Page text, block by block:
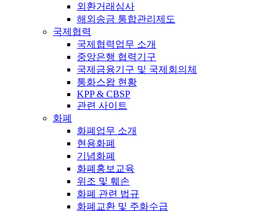
외환거래심사
해외송금 통합관리제도
국제협력
국제협력업무 소개
중앙은행 협력기구
국제금융기구 및 국제회의체
통화스왑 현황
KPP & CBSP
관련 사이트
화폐
화폐업무 소개
현용화폐
기념화폐
화폐홍보교육
위조 및 훼손
화폐 관련 법규
화폐교환 및 주화수급